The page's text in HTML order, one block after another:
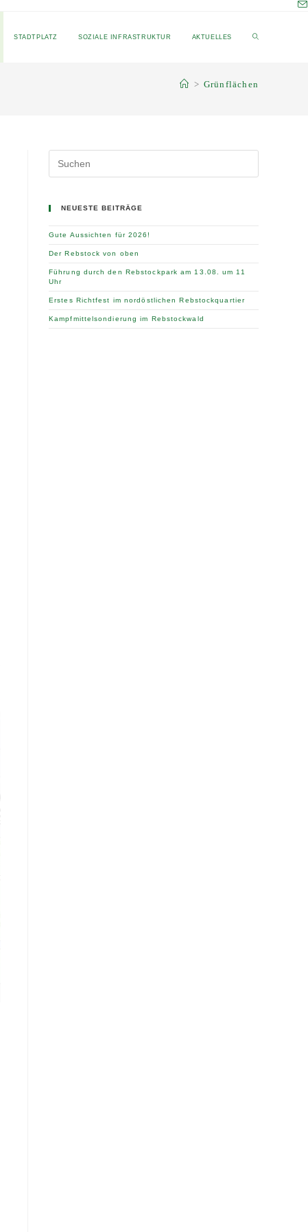
STADTPLATZ SOZIALE INFRASTRUKTUR AKTUELLES
> Grünflächen
NEUESTE BEITRÄGE
Gute Aussichten für 2026!
Der Rebstock von oben
Führung durch den Rebstockpark am 13.08. um 11
Uhr
Erstes Richtfest im nordöstlichen Rebstockquartier
Kampfmittelsondierung im Rebstockwald